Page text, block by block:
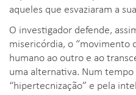
aqueles que esvaziaram a
O investigador defende,
misericórdia, o “movimento
humano ao outro e ao
uma alternativa. Num
“hipertecnização” e pela